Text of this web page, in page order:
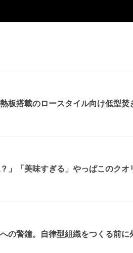
板搭載のロースタイル向け低型焚
」「美味すぎる」やっぱこのクオ
の警鐘。自律型組織をつくる前に